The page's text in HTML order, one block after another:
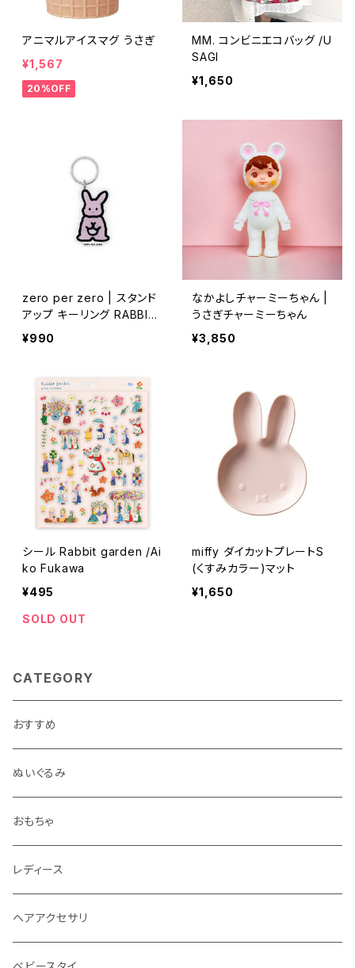
アニマルアイスマグ うさぎ
¥1,567
20%OFF
MM. コンビニエコバッグ /U
SAGI
¥1,650
zero per zero | スタンド
アップ キーリング RABBIT
2 [S] | Stand Up Keyrin
¥990
なかよしチャーミーちゃん |
うさぎチャーミーちゃん
¥3,850
シール Rabbit garden /Ai
ko Fukawa
¥495
SOLD OUT
miffy ダイカットプレートS
(くすみカラー)マット
¥1,650
CATEGORY
おすすめ
ぬいぐるみ
おもちゃ
レディース
ヘアアクセサリ